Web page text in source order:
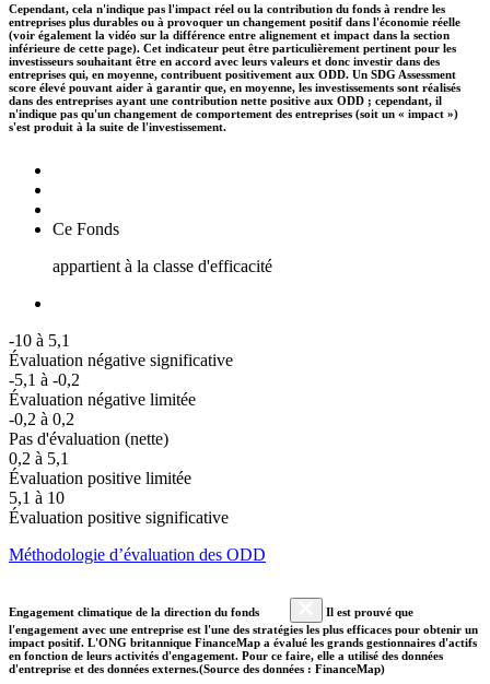
Cependant, cela n'indique pas l'impact réel ou la contribution du fonds à rendre les
entreprises plus durables ou à provoquer un changement positif dans l'économie réelle
(voir également la vidéo sur la différence entre alignement et impact dans la section
inférieure de cette page). Cet indicateur peut être particulièrement pertinent pour les
investisseurs souhaitant être en accord avec leurs valeurs et donc investir dans des
entreprises qui, en moyenne, contribuent positivement aux ODD. Un SDG Assessment
score élevé pouvant aider à garantir que, en moyenne, les investissements sont réalisés
dans des entreprises ayant une contribution nette positive aux ODD ; cependant, il
n'indique pas qu'un changement de comportement des entreprises (soit un « impact »)
s'est produit à la suite de l'investissement.
Ce Fonds
appartient à la classe d'efficacité
-10 à 5,1
Évaluation négative significative
-5,1 à -0,2
Évaluation négative limitée
-0,2 à 0,2
Pas d'évaluation (nette)
0,2 à 5,1
Évaluation positive limitée
5,1 à 10
Évaluation positive significative
Méthodologie d’évaluation des ODD
Engagement climatique de la direction du fonds
Il est prouvé que
l'engagement avec une entreprise est l'une des stratégies les plus efficaces pour obtenir un
impact positif. L'ONG britannique FinanceMap a évalué les grands gestionnaires d'actifs
en fonction de leurs activités d'engagement. Pour ce faire, elle a utilisé des données
d'entreprise et des données externes.(Source des données : FinanceMap)